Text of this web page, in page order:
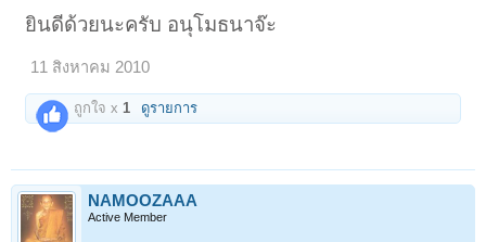
ยินดีด้วยนะครับ อนุโมธนาจ๊ะ
11 สิงหาคม 2010
ถูกใจ x 1 ดูรายการ
NAMOOZAAA
Active Member